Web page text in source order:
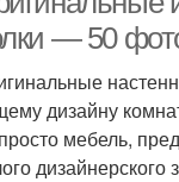
— 50
дизайну
мебель,